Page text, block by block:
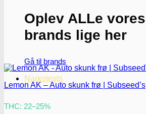
Oplev ALLe vores
brands lige her
Gå til brands
Narkotests
Lemon AK – Auto skunk frø | Subseed’s
THC: 22–25%